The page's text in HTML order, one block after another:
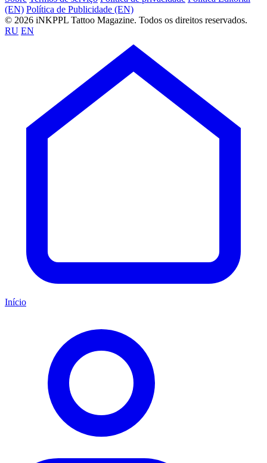
(EN) Política de Publicidade (EN)
© 2026 iNKPPL Tattoo Magazine. Todos os direitos reservados.
RU EN
Início